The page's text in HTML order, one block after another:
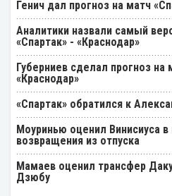
Генич дал прогноз на матч
Аналитики назвали самый
«Спартак» - «Краснодар»
Губерниев сделал прогноз на
«Краснодар»
«Спартак» обратился к
Моуринью оценил Винисиуса
возвращения из отпуска
Мамаев оценил трансфер
Дзюбу